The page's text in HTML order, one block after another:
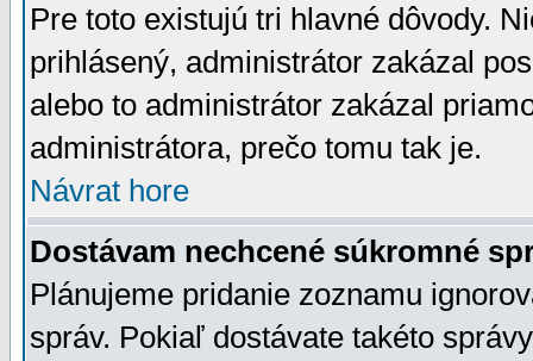
Pre toto existujú tri hlavné dôvody.
prihlásený, administrátor zakázal
alebo to administrátor zakázal
administrátora, prečo tomu tak je.
Návrat hore
Dostávam nechcené súkromné
Plánujeme pridanie zoznamu
správ. Pokiaľ dostávate takéto